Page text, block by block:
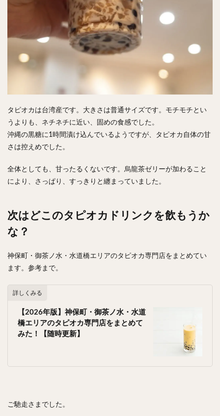
タピオカは台湾産です。大きさは普通サイズです。モチモチとい
うよりも、ネチネチに近い、固めの食感でした。
沖縄の黒糖に1時間漬け込んでいるようですが、タピオカ自体の甘
さは控えめでした。
全体としても、甘ったるくないです。烏龍茶ゼリーが加わること
により、さっぱり、すっきりと纏まっていました。
次はどこのタピオカドリンクを飲もうか
な？
神保町・御茶ノ水・水道橋エリアのタピオカ専門店をまとめてい
ます。参考まで。
詳しくみる
【2026年版】神保町・御茶ノ水・水道
橋エリアのタピオカ専門店をまとめて
みた！【随時更新】
ご馳走さまでした。